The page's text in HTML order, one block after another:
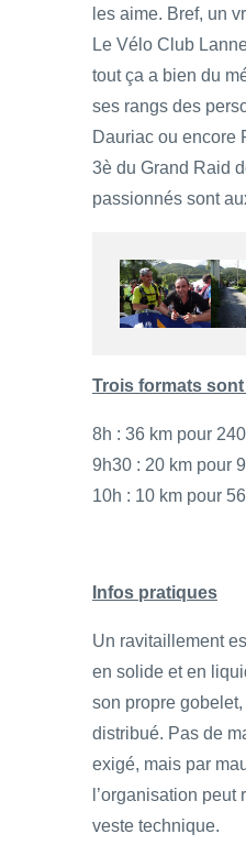
les aime. Bref, un
Le Vélo Club
tout ça a bien du
ses rangs des
Dauriac ou encore
3è du Grand Raid
passionnés sont
Trois formats
8h : 36 km pour
9h30 : 20 km pour
10h : 10 km pour
Infos pratiques
Un ravitaillement
en solide et en
son propre
distribué. Pas de
exigé, mais par
l’organisation
veste technique.